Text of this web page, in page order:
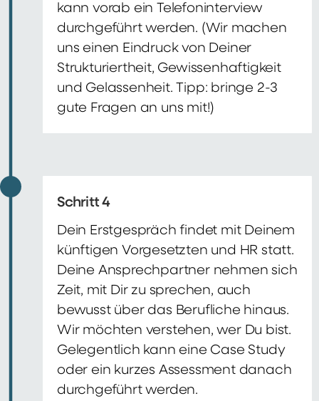
kann vorab ein Telefoninterview
durchgeführt werden. (Wir machen
uns einen Eindruck von Deiner
Strukturiertheit, Gewissenhaftigkeit
und Gelassenheit. Tipp: bringe 2-3
gute Fragen an uns mit!)
Schritt 4
Dein Erstgespräch findet mit Deinem
künftigen Vorgesetzten und HR statt.
Deine Ansprechpartner nehmen sich
Zeit, mit Dir zu sprechen, auch
bewusst über das Berufliche hinaus.
Wir möchten verstehen, wer Du bist.
Gelegentlich kann eine Case Study
oder ein kurzes Assessment danach
durchgeführt werden.